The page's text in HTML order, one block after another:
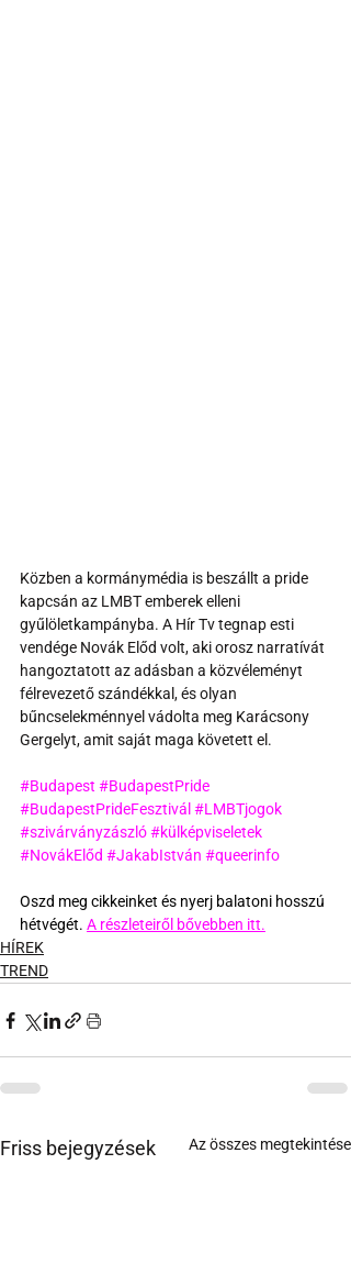
Közben a kormánymédia is beszállt a pride
kapcsán az LMBT emberek elleni
gyűlöletkampányba. A Hír Tv tegnap esti
vendége Novák Előd volt, aki orosz narratívát
hangoztatott az adásban a közvéleményt
félrevezető szándékkal, és olyan
bűncselekménnyel vádolta meg Karácsony
Gergelyt, amit saját maga követett el.
#Budapest #BudapestPride
#BudapestPrideFesztivál #LMBTjogok
#szivárványzászló#külképviseletek
#NovákElőd #JakabIstván #queerinfo
Oszd meg cikkeinket és nyerj balatoni hosszú
hétvégét. A részleteiről bővebben itt.
HÍREK
TREND
Friss bejegyzések Az összes megtekintése